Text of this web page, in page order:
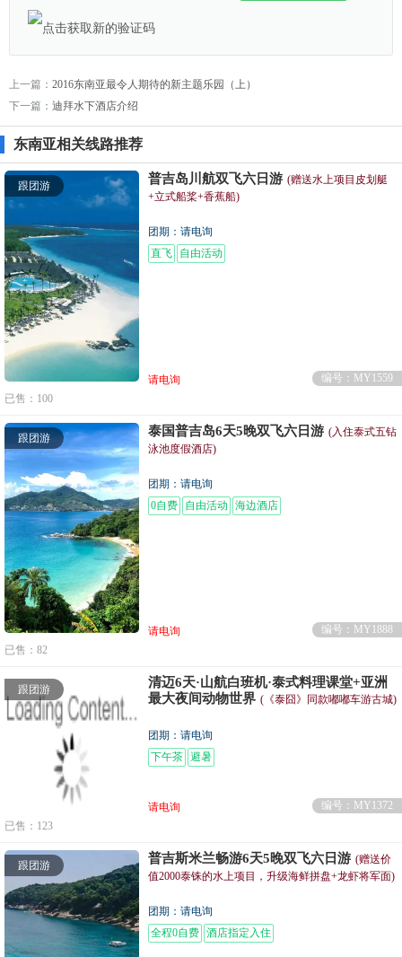
上一篇： 2016东南亚最令人期待的新主题乐园（上）
下一篇： 迪拜水下酒店介绍
东南亚相关线路推荐
跟团游 普吉岛川航双飞六日游 (赠送水上项目皮划艇
+立式船桨+香蕉船)
团期：请电询
直飞
自由活动
请电询
编号：MY1559
已售：100
跟团游 泰国普吉岛6天5晚双飞六日游 (入住泰式五钻
泳池度假酒店)
团期：请电询
0自费
自由活动 海边酒店
请电询
编号：MY1888
已售：82
跟团游
清迈6天·山航白班机·泰式料理课堂+亚洲
最大夜间动物世界 (《泰囧》同款嘟嘟车游古城)
团期：请电询
下午茶 避暑
请电询
编号：MY1372
已售：123
跟团游 普吉斯米兰畅游6天5晚双飞六日游 (赠送价
值2000泰铢的水上项目，升级海鲜拼盘+龙虾将军面)
团期：请电询
全程0自费 酒店指定入住